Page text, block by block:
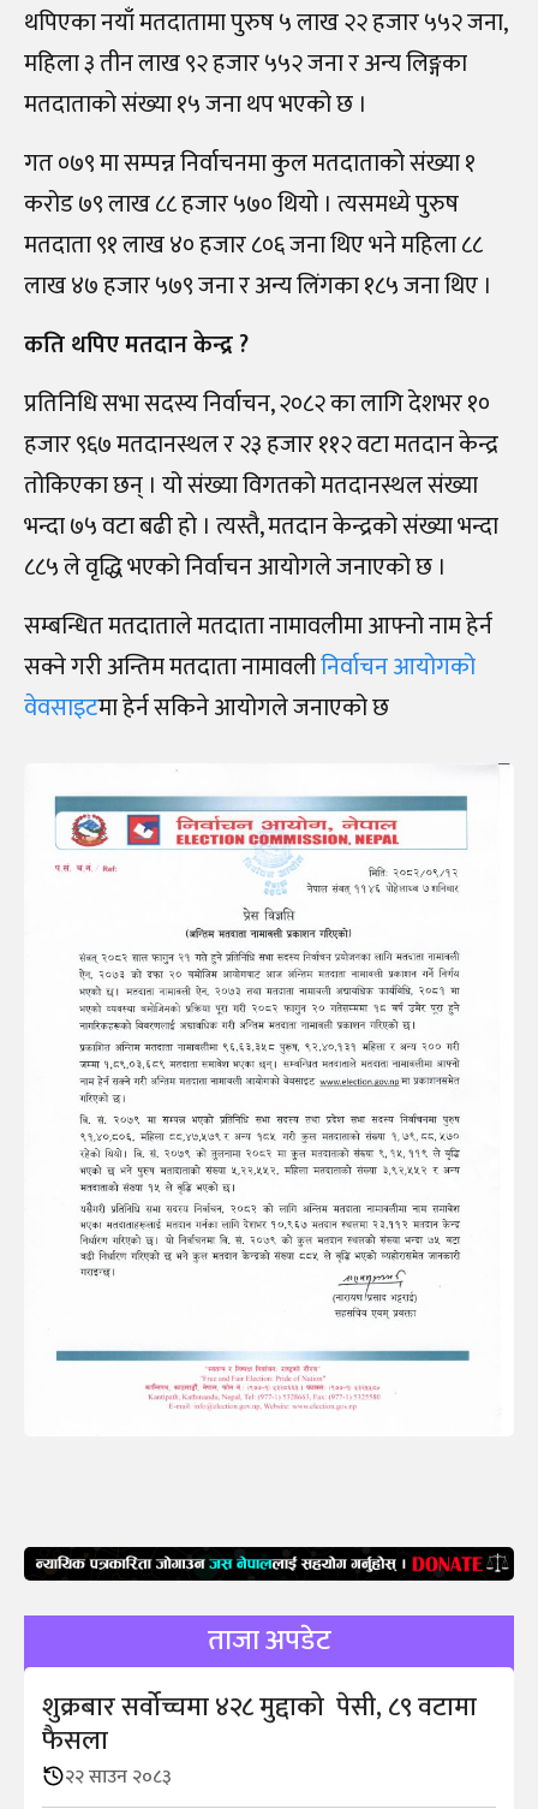
थपिएका नयाँ मतदातामा पुरुष ५ लाख २२ हजार ५५२ जना,
महिला ३ तीन लाख ९२ हजार ५५२ जना र अन्य लिङ्गका
मतदाताको संख्या १५ जना थप भएको छ ।
गत ०७९ मा सम्पन्न निर्वाचनमा कुल मतदाताको संख्या १
करोड ७९ लाख ८८ हजार ५७० थियो । त्यसमध्ये पुरुष
मतदाता ९१ लाख ४० हजार ८०६ जना थिए भने महिला ८८
लाख ४७ हजार ५७९ जना र अन्य लिंगका १८५ जना थिए ।
कति थपिए मतदान केन्द्र ?
प्रतिनिधि सभा सदस्य निर्वाचन, २०८२ का लागि देशभर १०
हजार ९६७ मतदानस्थल र २३ हजार ११२ वटा मतदान केन्द्र
तोकिएका छन् । यो संख्या विगतको मतदानस्थल संख्या
भन्दा ७५ वटा बढी हो । त्यस्तै, मतदान केन्द्रको संख्या भन्दा
८८५ ले वृद्धि भएको निर्वाचन आयोगले जनाएको छ ।
सम्बन्धित मतदाताले मतदाता नामावलीमा आफ्नो नाम हेर्न
सक्ने गरी अन्तिम मतदाता नामावलीनिर्वाचन आयोगको
वेवसाइटमा हेर्न सकिने आयोगले जनाएको छ
ताजा अपडेट
शुक्रबार सर्वोच्चमा ४२८ मुद्दाको पेसी, ८९ वटामा
फैसला
२२ साउन २०८३